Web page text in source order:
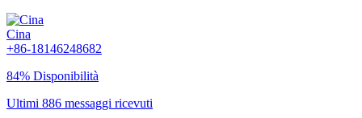
Cina
+86-18146248682
84% Disponibilità
Ultimi 886 messaggi ricevuti